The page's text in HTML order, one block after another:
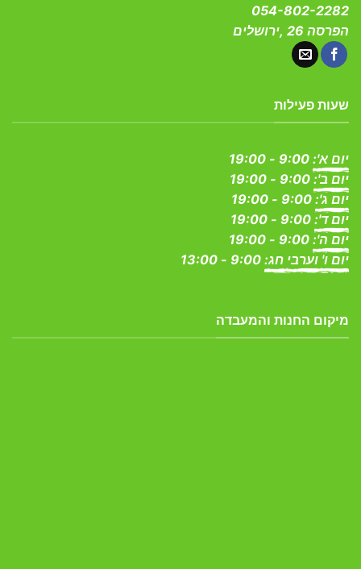
054-802-2282
הפרסה 26 ,ירושלים
שעות פעילות
יום א':
יום ב':
יום ג':
יום ד':
יום ה':
יום ו' וערבי חג:
מיקום החנות והמעבדה